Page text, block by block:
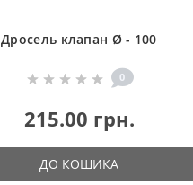
Дросель клапан Ø - 100
0
215.00 грн.
ДО КОШИКА